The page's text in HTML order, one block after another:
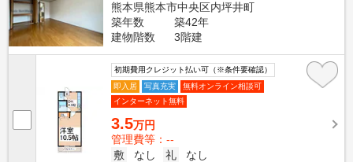
熊本県熊本市中央区内坪井町
築年数
築42年
建物階数
3階建
初期費用クレジット払い可（※条件要確認）
即入居
写真充実
無料オンライン相談可
インターネット無料
3.5万円
管理費等：--
敷
なし 礼
なし